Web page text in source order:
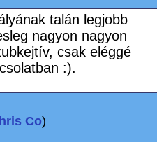
talán legjobb
nagyon nagyon
csak eléggé
:).
Co)